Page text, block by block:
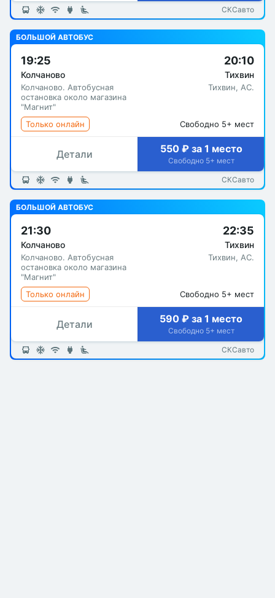
СКСавто
БОЛЬШОЙ АВТОБУС
19:25
Колчаново
Колчаново. Автобусная
остановка около магазина
"Магнит"
20:10
Тихвин
Тихвин, АC.
Только онлайн Свободно 5+ мест
Детали 550 ₽ за 1 место
Свободно 5+ мест
СКСавто
БОЛЬШОЙ АВТОБУС
21:30
Колчаново
Колчаново. Автобусная
остановка около магазина
"Магнит"
22:35
Тихвин
Тихвин, АC.
Только онлайн Свободно 5+ мест
Детали 590 ₽ за 1 место
Свободно 5+ мест
СКСавто